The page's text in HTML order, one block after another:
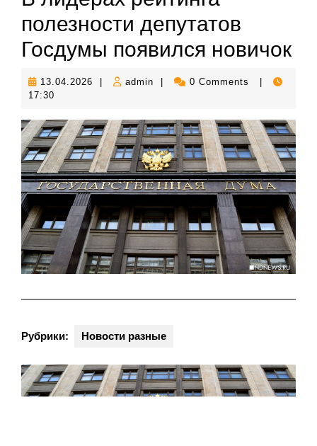
полезности депутатов
Госдумы появился новичок
13.04.2026 13.04.2026
admin admin 0 Comments
17:30
Рубрики: Новости разные